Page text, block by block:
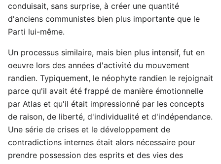
conduisait, sans surprise, à créer une quantité
d'anciens communistes bien plus importante que le
Parti lui-même.
Un processus similaire, mais bien plus intensif, fut en
oeuvre lors des années d'activité du mouvement
randien. Typiquement, le néophyte randien le rejoignait
parce qu'il avait été frappé de manière émotionnelle
par Atlas et qu'il était impressionné par les concepts
de raison, de liberté, d'individualité et d'indépendance.
Une série de crises et le développement de
contradictions internes était alors nécessaire pour
prendre possession des esprits et des vies des